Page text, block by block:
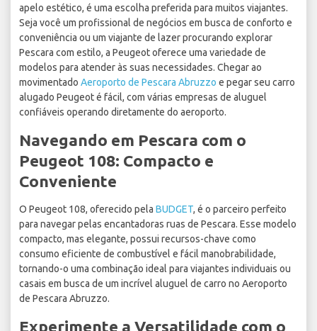
apelo estético, é uma escolha preferida para muitos viajantes.
Seja você um profissional de negócios em busca de conforto e
conveniência ou um viajante de lazer procurando explorar
Pescara com estilo, a Peugeot oferece uma variedade de
modelos para atender às suas necessidades. Chegar ao
movimentado Aeroporto de Pescara Abruzzo e pegar seu carro
alugado Peugeot é fácil, com várias empresas de aluguel
confiáveis operando diretamente do aeroporto.
Navegando em Pescara com o
Peugeot 108: Compacto e
Conveniente
O Peugeot 108, oferecido pela BUDGET, é o parceiro perfeito
para navegar pelas encantadoras ruas de Pescara. Esse modelo
compacto, mas elegante, possui recursos-chave como
consumo eficiente de combustível e fácil manobrabilidade,
tornando-o uma combinação ideal para viajantes individuais ou
casais em busca de um incrível aluguel de carro no Aeroporto
de Pescara Abruzzo.
Experimente a Versatilidade com o